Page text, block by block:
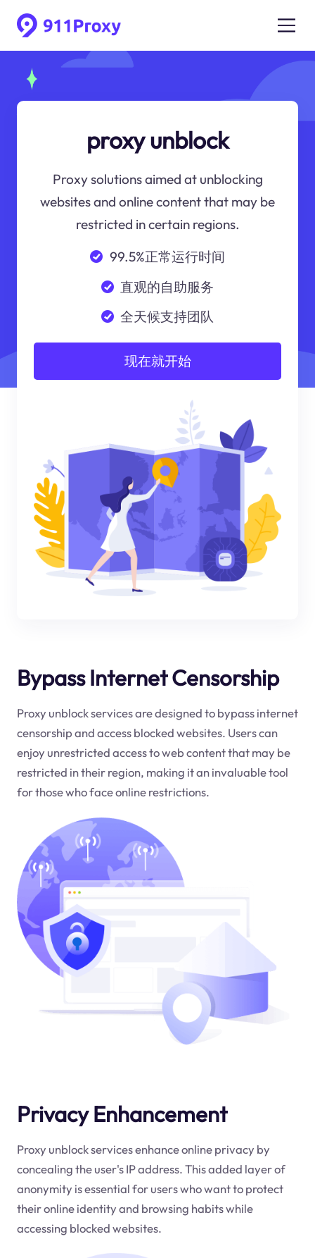
proxy unblock
Proxy solutions aimed at unblocking
websites and online content that may be
restricted in certain regions.
99.5%正常运行时间
直观的自助服务
全天候支持团队
现在就开始
Bypass Internet Censorship
Proxy unblock services are designed to bypass internet
censorship and access blocked websites. Users can
enjoy unrestricted access to web content that may be
restricted in their region, making it an invaluable tool
for those who face online restrictions.
Privacy Enhancement
Proxy unblock services enhance online privacy by
concealing the user's IP address. This added layer of
anonymity is essential for users who want to protect
their online identity and browsing habits while
accessing blocked websites.